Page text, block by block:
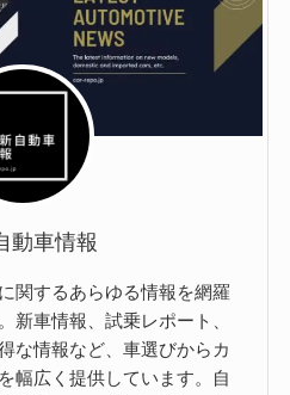
動車情報
関するあらゆる情報を網羅
新車情報、試乗レポート、
な情報など、車選びからカ
幅広く提供しています。自